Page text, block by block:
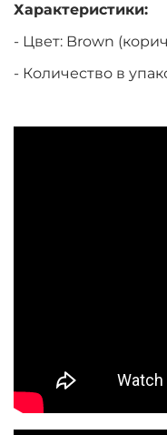
Характеристики:
- Цвет: Brown
- Количество в